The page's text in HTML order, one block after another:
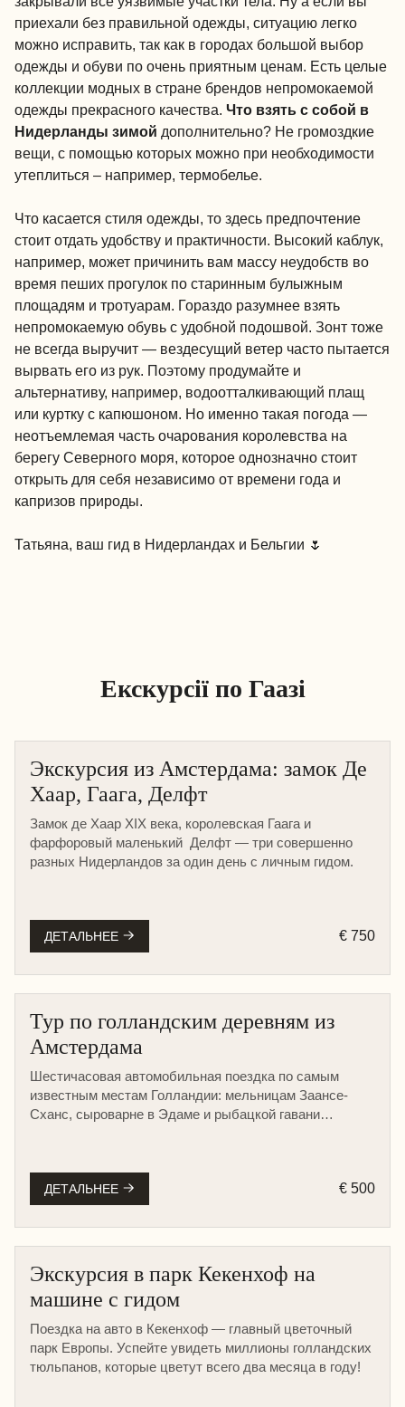
приехали без правильной одежды, ситуацию легко
можно исправить, так как в городах большой выбор
одежды и обуви по очень приятным ценам. Есть целые
коллекции модных в стране брендов непромокаемой
одежды прекрасного качества. Что взять с собой в
Нидерланды зимой дополнительно? Не громоздкие
вещи, с помощью которых можно при необходимости
утеплиться – например, термобелье.
Что касается стиля одежды, то здесь предпочтение
стоит отдать удобству и практичности. Высокий каблук,
например, может причинить вам массу неудобств во
время пеших прогулок по старинным булыжным
площадям и тротуарам. Гораздо разумнее взять
непромокаемую обувь с удобной подошвой. Зонт тоже
не всегда выручит — вездесущий ветер часто пытается
вырвать его из рук. Поэтому продумайте и
альтернативу, например, водоотталкивающий плащ
или куртку с капюшоном. Но именно такая погода —
неотъемлемая часть очарования королевства на
берегу Северного моря, которое однозначно стоит
открыть для себя независимо от времени года и
капризов природы.
Татьяна, ваш гид в Нидерландах и Бельгии 🌷
Екскурсії по Гаазі
Экскурсия из Амстердама: замок Де
Хаар, Гаага, Делфт
Замок де Хаар XIX века, королевская Гаага и
фарфоровый маленький Делфт — три совершенно
разных Нидерландов за один день с личным гидом.
ДЕТАЛЬНЕЕ € 750
Тур по голландским деревням из
Амстердама
Шестичасовая автомобильная поездка по самым
известным местам Голландии: мельницам Заансе-
Сханс, сыроварне в Эдаме и рыбацкой гавани
компанией.
ДЕТАЛЬНЕЕ € 500
Экскурсия в парк Кекенхоф на
машине с гидом
Поездка на авто в Кекенхоф — главный цветочный
парк Европы. Успейте увидеть миллионы голландских
тюльпанов, которые цветут всего два месяца в году!